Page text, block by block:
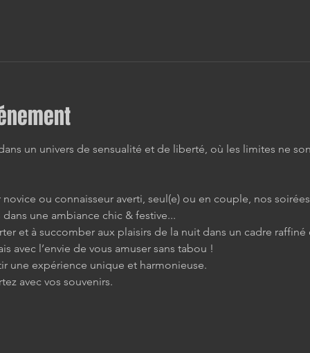
un univers de sensualité et de liberté, où les limites ne
ou connaisseur averti, seul(e) ou en couple, nos
une ambiance chic & festive...
et à succomber aux plaisirs de la nuit dans un cadre raffiné
avec l’envie de vous amuser sans tabou !
une expérience unique et harmonieuse.
avec vos souvenirs.